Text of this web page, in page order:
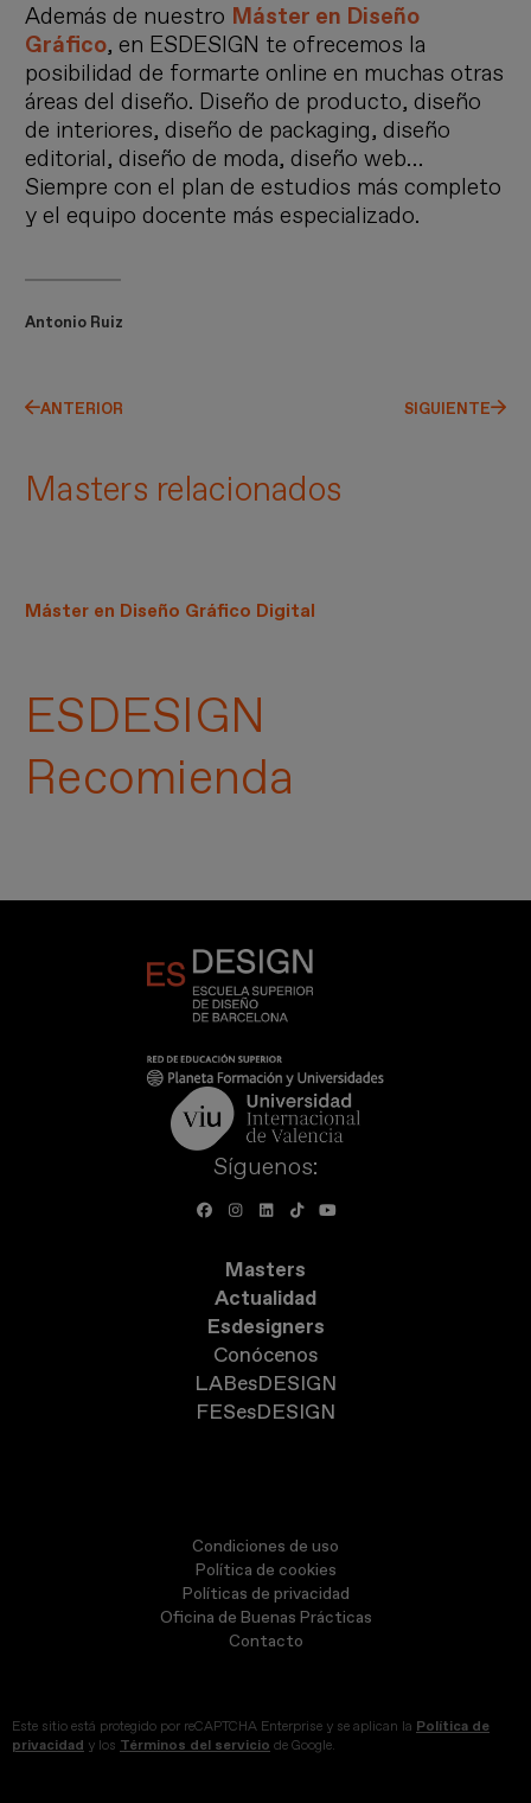
Además de nuestro Máster en Diseño
Gráfico, en ESDESIGN te ofrecemos la
posibilidad de formarte online en muchas otras
áreas del diseño. Diseño de producto, diseño
de interiores, diseño de packaging, diseño
editorial, diseño de moda, diseño web…
Siempre con el plan de estudios más completo
y el equipo docente más especializado.
Antonio Ruiz
ANTERIOR SIGUIENTE
Masters relacionados
Máster en Diseño Gráfico Digital
ESDESIGN
Recomienda
Síguenos:
Masters
Actualidad
Esdesigners
Conócenos
LABesDESIGN
FESesDESIGN
Condiciones de uso
Política de cookies
Políticas de privacidad
Oficina de Buenas Prácticas
Contacto
Este sitio está protegido por reCAPTCHA Enterprise y se aplican la Política de
privacidad y los Términos del servicio de Google.